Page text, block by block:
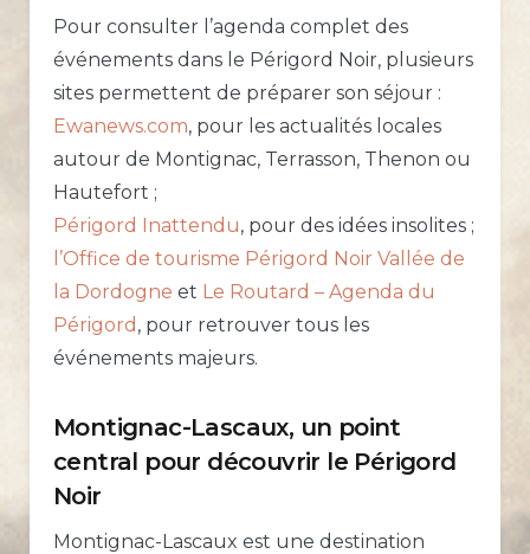
Pour consulter l’agenda complet des
événements dans le Périgord Noir, plusieurs
sites permettent de préparer son séjour :
Ewanews.com, pour les actualités locales
autour de Montignac, Terrasson, Thenon ou
Hautefort ;
Périgord Inattendu, pour des idées insolites ;
l’Office de tourisme Périgord Noir Vallée de
la Dordogne et Le Routard – Agenda du
Périgord , pour retrouver tous les
événements majeurs.
Montignac-Lascaux, un point
central pour découvrir le Périgord
Noir
Montignac-Lascaux est une destination